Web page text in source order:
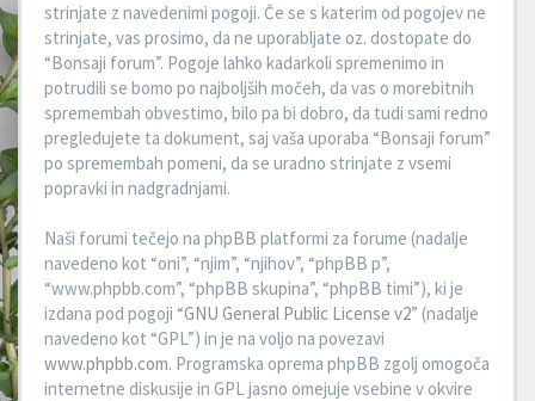
strinjate z navedenimi pogoji. Če se s katerim od pogojev ne
strinjate, vas prosimo, da ne uporabljate oz. dostopate do
“Bonsaji forum”. Pogoje lahko kadarkoli spremenimo in
potrudili se bomo po najboljših močeh, da vas o morebitnih
spremembah obvestimo, bilo pa bi dobro, da tudi sami redno
pregledujete ta dokument, saj vaša uporaba “Bonsaji forum”
po spremembah pomeni, da se uradno strinjate z vsemi
popravki in nadgradnjami.
Naši forumi tečejo na phpBB platformi za forume (nadalje
navedeno kot “oni”, “njim”, “njihov”, “phpBB p”,
“www.phpbb.com”, “phpBB skupina”, “phpBB timi”), ki je
izdana pod pogoji “GNU General Public License v2” (nadalje
navedeno kot “GPL”) in je na voljo na povezavi
www.phpbb.com. Programska oprema phpBB zgolj omogoča
internetne diskusije in GPL jasno omejuje vsebine v okvire